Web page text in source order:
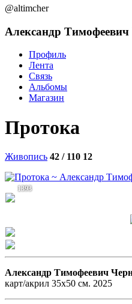
@altimcher
Александр
Профиль
Лента
Связь
Альбомы
Магазин
Протока
Живопись 42 / 110 12
1393
Александр Тимофеевич
карт/акрил 35х50 см. 2025